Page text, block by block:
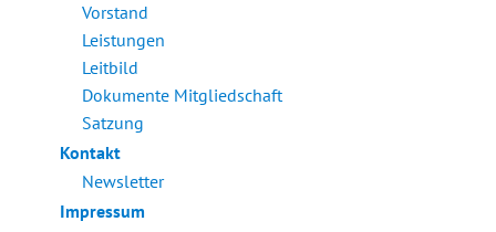
Vorstand
Leistungen
Leitbild
Dokumente Mitgliedschaft
Satzung
Kontakt
Newsletter
Impressum